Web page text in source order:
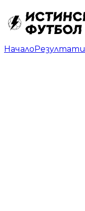
НачалоРезултати